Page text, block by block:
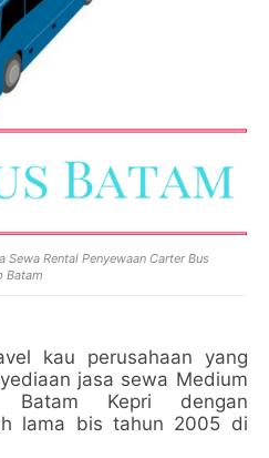
Sewa Rental Penyewaan Carter Bus
Batam
kau perusahaan yang
jasa sewa Medium
Kepri dengan
lama bis tahun 2005 di